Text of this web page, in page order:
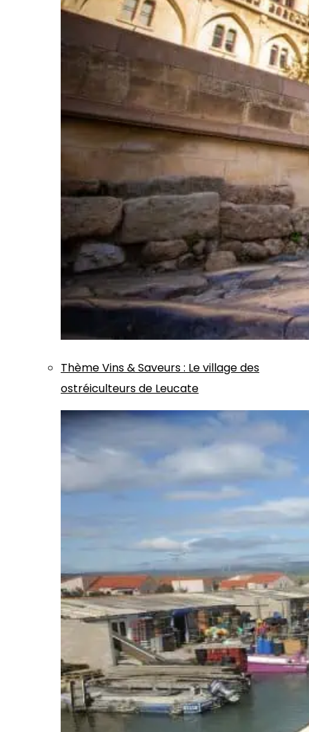
ThèmeVins & Saveurs: Le village des
ostréiculteurs de Leucate